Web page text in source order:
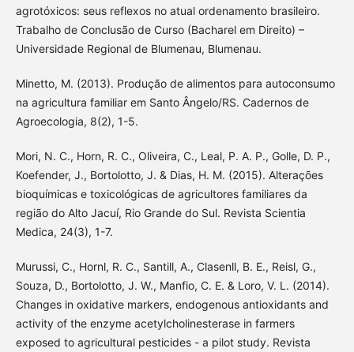
agrotóxicos: seus reflexos no atual ordenamento brasileiro.
Trabalho de Conclusão de Curso (Bacharel em Direito) –
Universidade Regional de Blumenau, Blumenau.
Minetto, M. (2013). Produção de alimentos para autoconsumo
na agricultura familiar em Santo Ângelo/RS. Cadernos de
Agroecologia, 8(2), 1-5.
Mori, N. C., Horn, R. C., Oliveira, C., Leal, P. A. P., Golle, D. P.,
Koefender, J., Bortolotto, J. & Dias, H. M. (2015). Alterações
bioquímicas e toxicológicas de agricultores familiares da
região do Alto Jacuí, Rio Grande do Sul. Revista Scientia
Medica, 24(3), 1-7.
Murussi, C., Hornl, R. C., Santill, A., Clasenll, B. E., Reisl, G.,
Souza, D., Bortolotto, J. W., Manfio, C. E. & Loro, V. L. (2014).
Changes in oxidative markers, endogenous antioxidants and
activity of the enzyme acetylcholinesterase in farmers
exposed to agricultural pesticides - a pilot study. Revista